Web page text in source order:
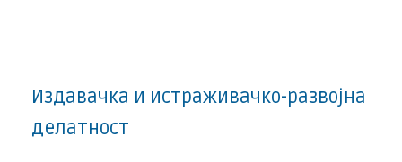
Издавачка и истраживачко-развојна
делатност